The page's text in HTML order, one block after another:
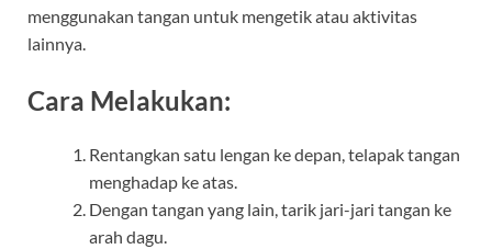
menggunakan tangan untuk mengetik atau aktivitas
lainnya.
Cara Melakukan:
Rentangkan satu lengan ke depan, telapak tangan
menghadap ke atas.
Dengan tangan yang lain, tarik jari-jari tangan ke
arah dagu.